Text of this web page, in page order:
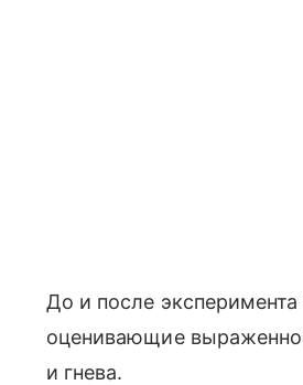
До и после
оценивающие
и гнева.